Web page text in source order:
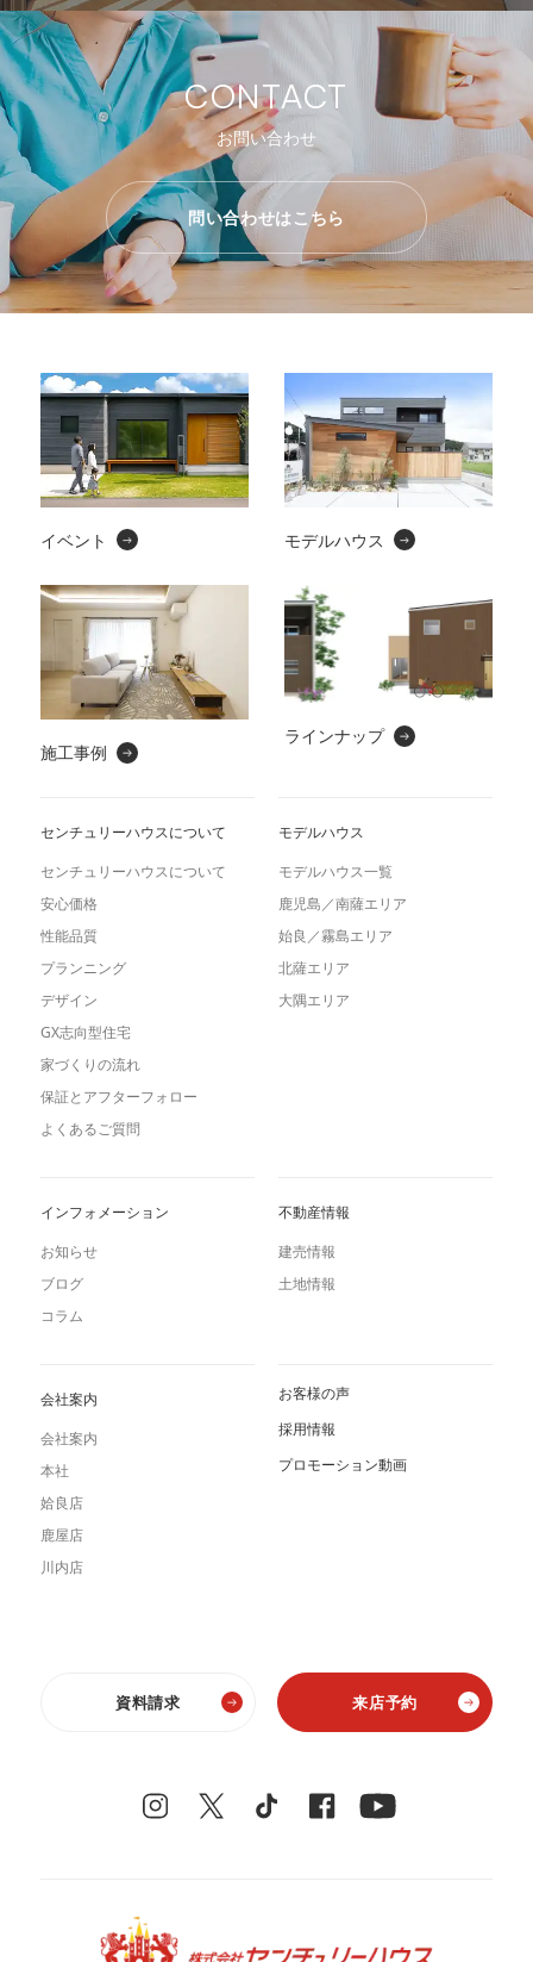
CONTACT
お問い合わせ
問い合わせはこちら
イベント モデルハウス
施工事例
ラインナップ
センチュリーハウスについて
センチュリーハウスについて
安心価格
性能品質
プランニング
デザイン
GX志向型住宅
家づくりの流れ
保証とアフターフォロー
よくあるご質問
モデルハウス
モデルハウス一覧
鹿児島／南薩エリア
始良／霧島エリア
北薩エリア
大隅エリア
インフォメーション
お知らせ
ブログ
コラム
不動産情報
建売情報
土地情報
会社案内
会社案内
本社
姶良店
鹿屋店
川内店
お客様の声
採用情報
プロモーション動画
資料請求 来店予約